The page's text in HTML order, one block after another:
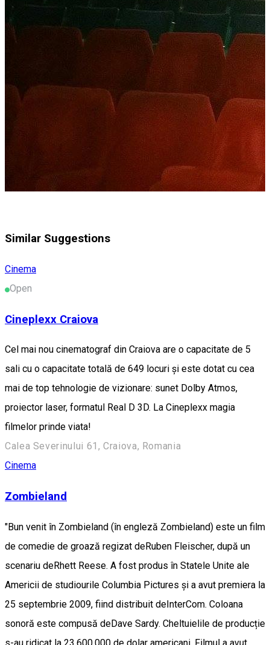
Similar Suggestions
Cinema
Open
Cineplexx Craiova
Cel mai nou cinematograf din Craiova are o capacitate de 5
sali cu o capacitate totală de 649 locuri și este dotat cu cea
mai de top tehnologie de vizionare: sunet Dolby Atmos,
proiector laser, formatul Real D 3D. La Cineplexx magia
filmelor prinde viata!
Calea Severinului 61, Craiova, Romania
Cinema
Zombieland
"Bun venit în Zombieland (în engleză Zombieland) este un film
de comedie de groază regizat deRuben Fleischer, după un
scenariu deRhett Reese. A fost produs în Statele Unite ale
Americii de studiourile Columbia Pictures și a avut premiera la
25 septembrie 2009, fiind distribuit deInterCom. Coloana
sonoră este compusă deDave Sardy. Cheltuielile de producție